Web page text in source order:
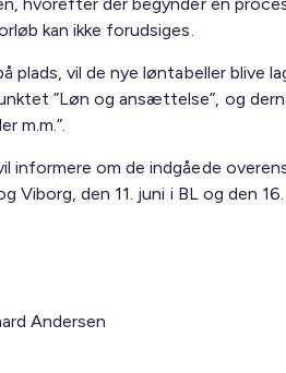
kan ikke forudsiges.
plads, vil de nye løntabeller blive
”Løn og ansættelse”, og
m.m.”.
informere om de indgåede
Viborg, den 11. juni i BL og den
Andersen